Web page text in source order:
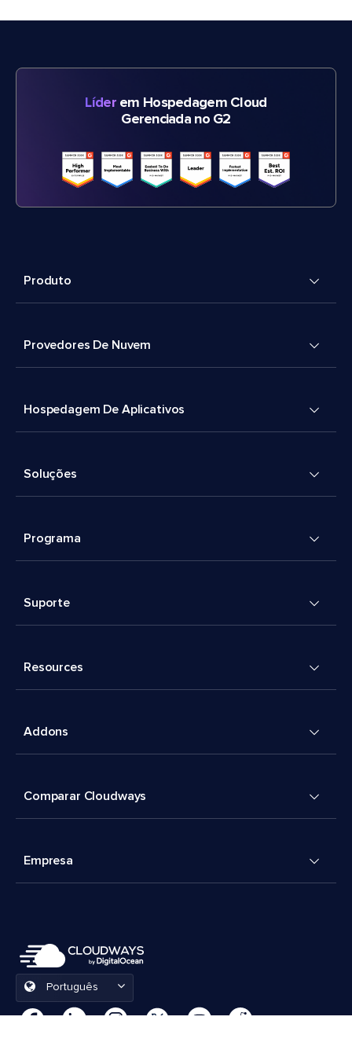
Líderem Hospedagem Cloud
Gerenciada no G2
Produto
Provedores De Nuvem
Hospedagem De Aplicativos
Soluções
Programa
Suporte
Resources
Addons
Comparar Cloudways
Empresa
Português